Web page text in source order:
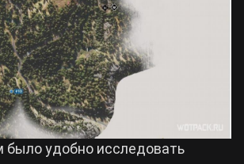
было удобно исследовать